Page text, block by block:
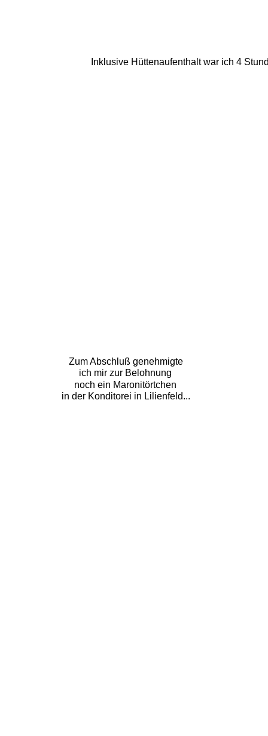
Inklusive Hüttenaufenthalt war ich 4
Zum Abschluß genehmigte
ich mir zur Belohnung
noch ein Maronitörtchen
in der Konditorei in Lilienfeld...